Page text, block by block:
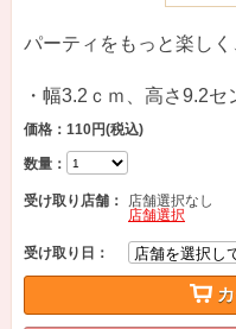
パーティをもっと楽しく
・幅3.2ｃｍ、高さ9.2セ
価格：110円(税込)
数量：
受け取り店舗：
店舗選択なし
店舗選択
受け取り日：